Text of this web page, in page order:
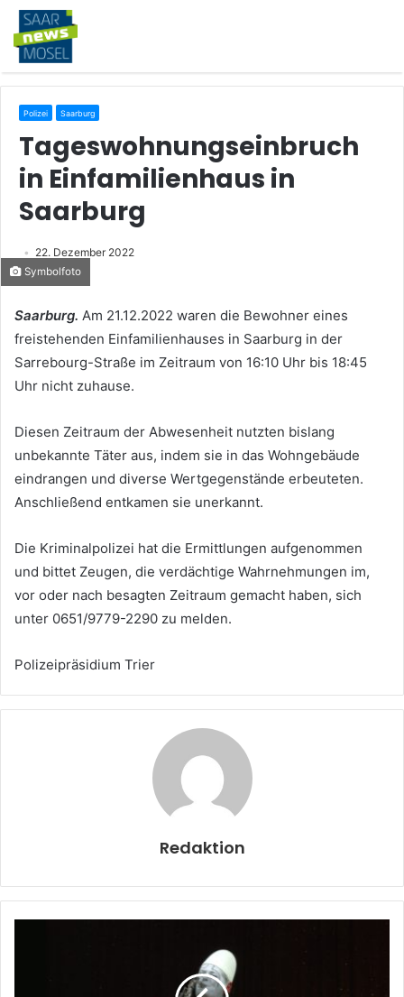
Polizei Saarburg
Tageswohnungseinbruch
in Einfamilienhaus in
Saarburg
22. Dezember 2022
Symbolfoto
Saarburg. Am 21.12.2022 waren die Bewohner eines
freistehenden Einfamilienhauses in Saarburg in der
Sarrebourg-Straße im Zeitraum von 16:10 Uhr bis 18:45
Uhr nicht zuhause.
Diesen Zeitraum der Abwesenheit nutzten bislang
unbekannte Täter aus, indem sie in das Wohngebäude
eindrangen und diverse Wertgegenstände erbeuteten.
Anschließend entkamen sie unerkannt.
Die Kriminalpolizei hat die Ermittlungen aufgenommen
und bittet Zeugen, die verdächtige Wahrnehmungen im,
vor oder nach besagten Zeitraum gemacht haben, sich
unter 0651/9779-2290 zu melden.
Polizeipräsidium Trier
Redaktion